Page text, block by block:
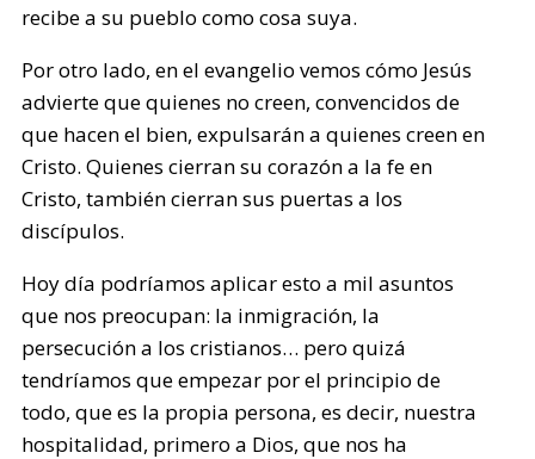
recibe a su pueblo como cosa suya.
Por otro lado, en el evangelio vemos cómo Jesús
advierte que quienes no creen, convencidos de
que hacen el bien, expulsarán a quienes creen en
Cristo. Quienes cierran su corazón a la fe en
Cristo, también cierran sus puertas a los
discípulos.
Hoy día podríamos aplicar esto a mil asuntos
que nos preocupan: la inmigración, la
persecución a los cristianos… pero quizá
tendríamos que empezar por el principio de
todo, que es la propia persona, es decir, nuestra
hospitalidad, primero a Dios, que nos ha